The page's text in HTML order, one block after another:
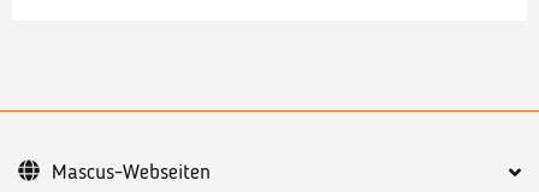
Mascus-Webseiten